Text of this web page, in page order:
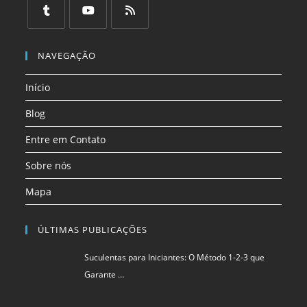
uma
aba
em
uma
aba
uma
em
nova
aba
em
aba
aba
NAVEGAÇÃO
Início
Blog
Entre em Contato
Sobre nós
Mapa
ÚLTIMAS PUBLICAÇÕES
Suculentas para Iniciantes: O Método 1-2-3 que
Garante …